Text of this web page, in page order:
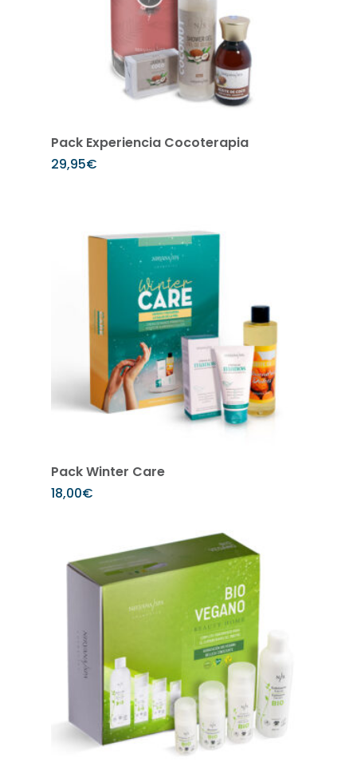
Añadir al carrito
Pack Experiencia Cocoterapia
29,95€
Añadir al carrito
Pack Winter Care
18,00€